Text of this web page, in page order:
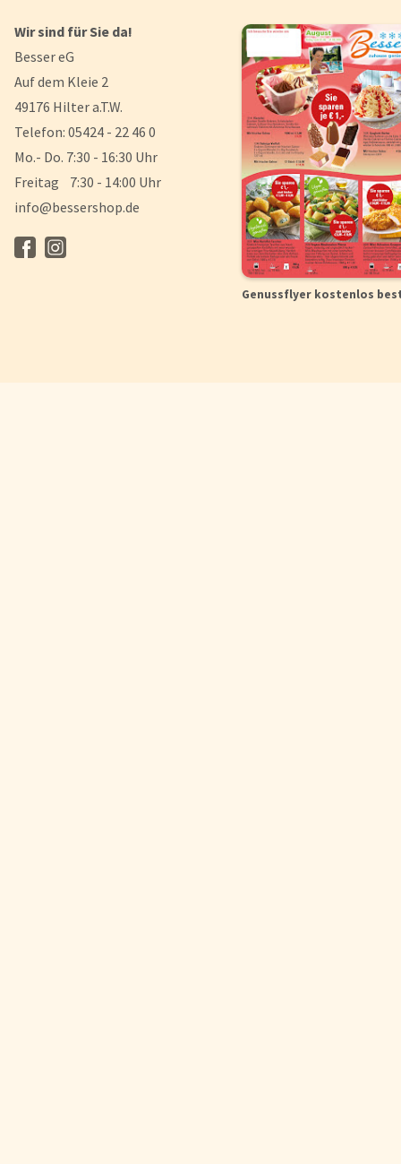
Wir sind für Sie da!
Besser eG
Auf dem Kleie 2
49176 Hilter a.T.W.
Telefon: 05424 - 22 46 0
Mo.- Do. 7:30 - 16:30 Uhr
Freitag 7:30 - 14:00 Uhr
info@bessershop.de
Genussflyer kostenlos